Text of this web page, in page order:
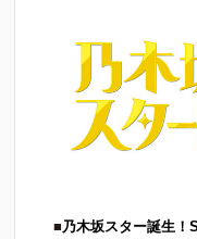
■乃木坂スター誕生！